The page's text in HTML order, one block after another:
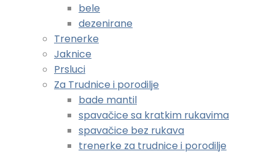
bele
dezenirane
Trenerke
Jaknice
Prsluci
Za Trudnice i porodilje
bade mantil
spavačice sa kratkim rukavima
spavačice bez rukava
trenerke za trudnice i porodilje